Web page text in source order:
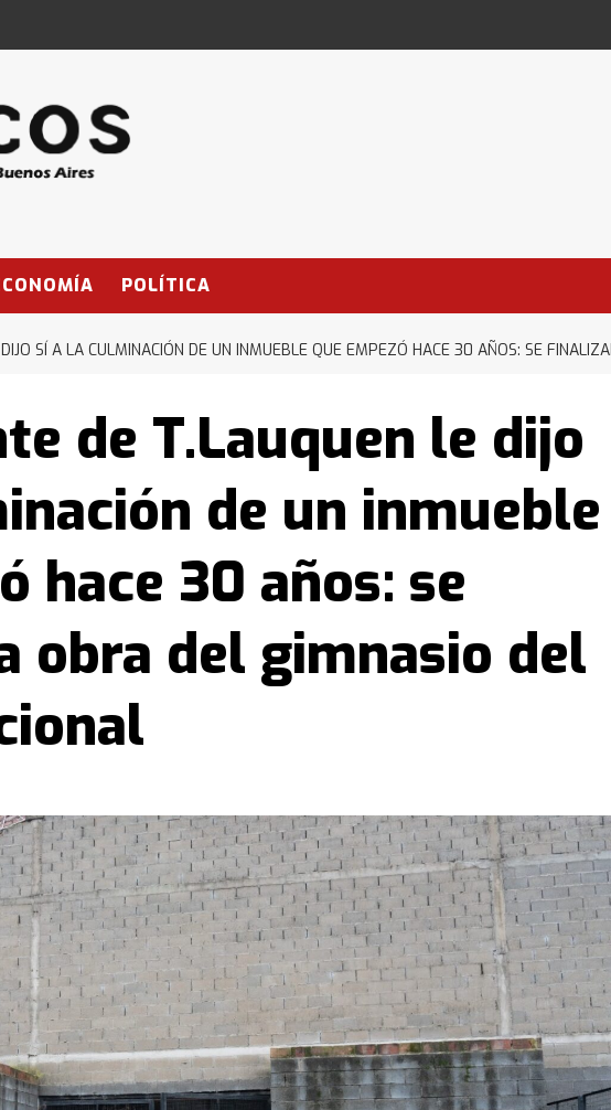
POLÍTICA
SÍ A LA CULMINACIÓN DE UN INMUEBLE QUE EMPEZÓ HACE 30 AÑOS: SE
de T.Lauquen le dijo
de un inmueble
hace 30 años: se
obra del gimnasio del